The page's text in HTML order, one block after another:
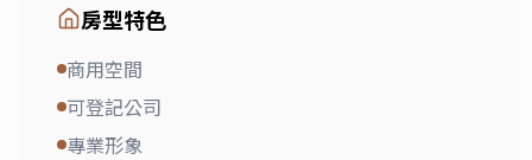
房型特色
商用空間
可登記公司
專業形象